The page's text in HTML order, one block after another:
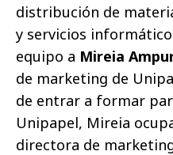
distribución de
y servicios
equipo a Mireia
de marketing de
de entrar a formar
Unipapel, Mireia
directora de